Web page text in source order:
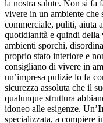
la nostra salute. Non si fa
vivere in un ambiente che
commerciale, puliti, aiuta
quotidianità e quindi della
ambienti sporchi,
proprio stato interiore e
consigliano di vivere in
un’impresa pulizie lo fa
sicurezza assoluta che il
qualunque struttura
idoneo alle esigenze. Un’
specializzata, a compiere